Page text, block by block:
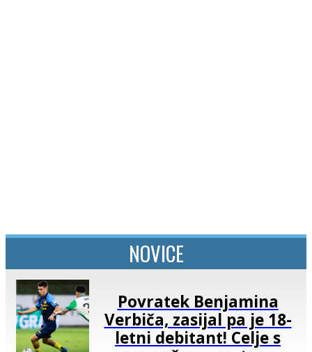
NOVICE
Povratek Benjamina
Verbiča, zasijal pa je 18-
letni debitant! Celje s